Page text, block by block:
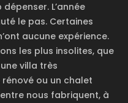
L’année
le pas. Certaines
aucune expérience.
les plus insolites, que
villa très
ou un chalet
nous fabriquent, à